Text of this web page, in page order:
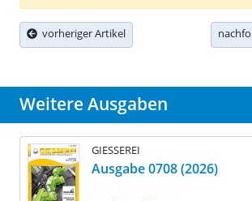
vorheriger Artikel
Weitere Ausgaben
GIESSEREI
Ausgabe 0708 (2026)